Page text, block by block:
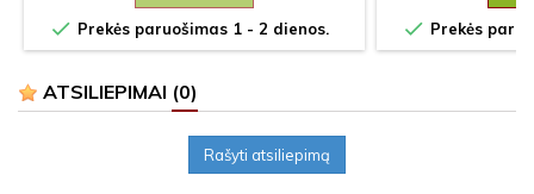
 Prekės paruošimas 1 - 2 dienos.  Prekės
ATSILIEPIMAI (0)
Rašyti atsiliepimą